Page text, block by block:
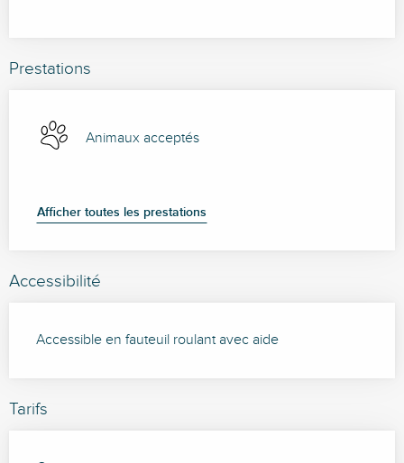
Prestations
Animaux acceptés
Afficher toutes les prestations
Accessibilité
Accessible en fauteuil roulant avec aide
Tarifs